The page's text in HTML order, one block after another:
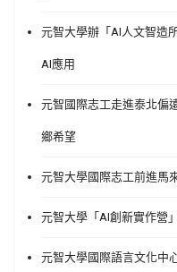
元智大學辦「AI人文智造
AI應用
元智國際志工走進泰北
鄉希望
元智大學國際志工前進馬
元智大學「AI創新實作營
元智大學國際語言文化中